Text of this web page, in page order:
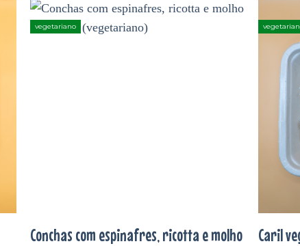
vegetariano
Conchas com espinafres, ricotta e molho
Caril